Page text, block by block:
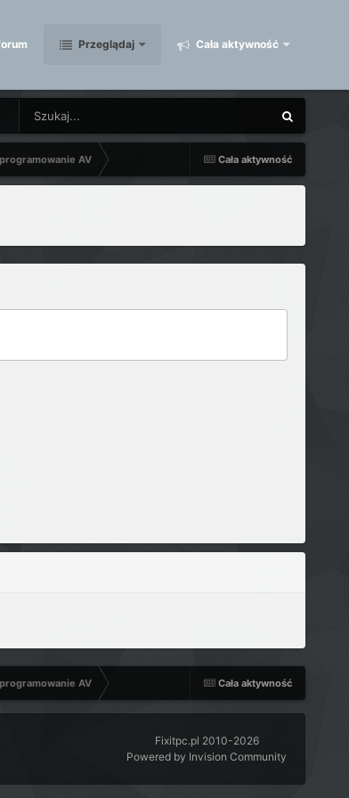
Przeglądaj Cała aktywność
Cała aktywność
AV
Cała aktywność
AV
Fixitpc.pl 2010-2026
Powered by Invision Community